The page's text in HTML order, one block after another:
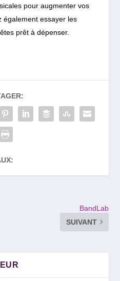
pour augmenter vos
également essayer les
prêt à dépenser.
BandLab
SUIVANT